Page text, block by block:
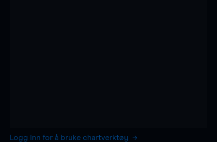
Logg inn for å bruke chartverktøy